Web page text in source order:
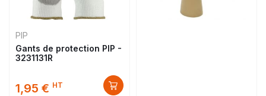
PIP
Gants de protection PIP -
3231131R
1,95 € HT